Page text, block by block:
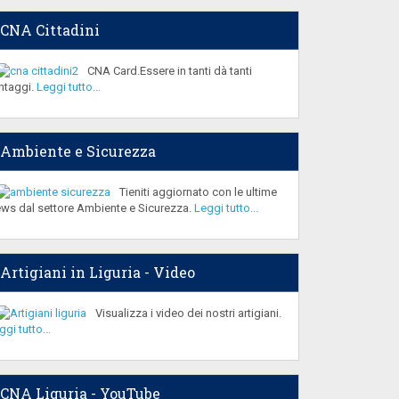
CNA Cittadini
CNA Card.Essere in tanti dà tanti
Leggi tutto...
Ambiente e Sicurezza
Tieniti aggiornato con le ultime
dal settore Ambiente e Sicurezza.Leggi tutto...
Artigiani in Liguria - Video
Visualizza i video dei nostri artigiani.
tutto...
CNA Liguria - YouTube